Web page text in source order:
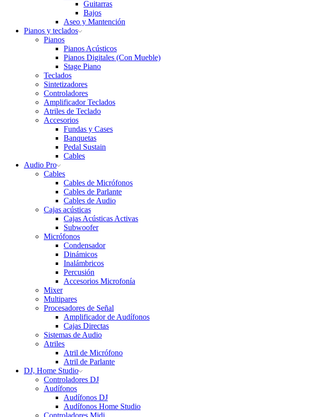
Guitarras
Bajos
Aseo y Mantención
Pianos y teclados
Pianos
Pianos Acústicos
Pianos Digitales (Con Mueble)
Stage Piano
Teclados
Sintetizadores
Controladores
Amplificador Teclados
Atriles de Teclado
Accesorios
Fundas y Cases
Banquetas
Pedal Sustain
Cables
Audio Pro
Cables
Cables de Micrófonos
Cables de Parlante
Cables de Audio
Cajas acústicas
Cajas Acústicas Activas
Subwoofer
Micrófonos
Condensador
Dinámicos
Inalámbricos
Percusión
Accesorios Microfonía
Mixer
Multipares
Procesadores de Señal
Amplificador de Audífonos
Cajas Directas
Sistemas de Audio
Atriles
Atril de Micrófono
Atril de Parlante
DJ, Home Studio
Controladores DJ
Audífonos
Audífonos DJ
Audífonos Home Studio
Controladores Midi